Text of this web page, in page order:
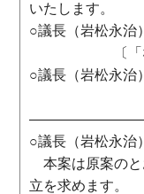
いたします。
○議長（岩松永治
〔「なし」
○議長（岩松永治
○議長（岩松永治
本案は原案のと
立を求めます。